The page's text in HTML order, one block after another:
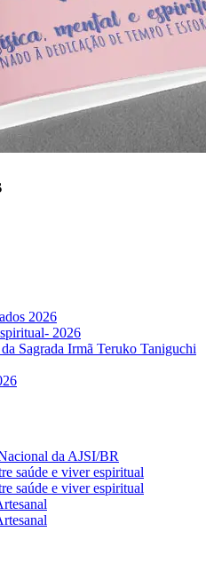
2026
2026
Sagrada Irmã Teruko Taniguchi
da AJSI/BR
saúde e viver espiritual
saúde e viver espiritual